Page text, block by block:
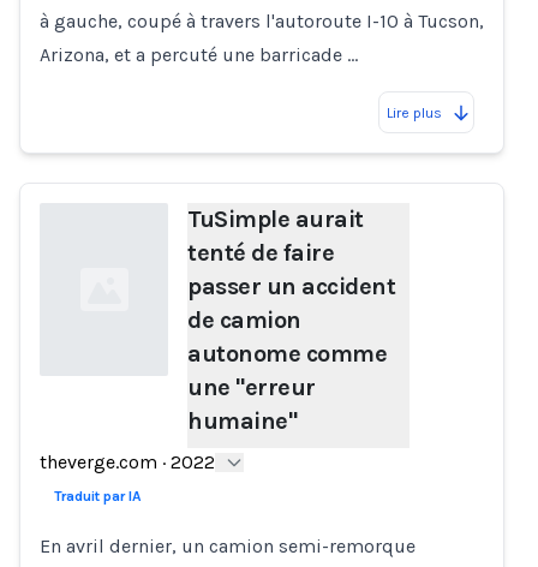
à gauche, coupé à travers l'autoroute I-10 à Tucson,
Arizona, et a percuté une barricade …
Lire plus
TuSimple aurait
tenté de faire
passer un accident
de camion
autonome comme
une "erreur
humaine"
theverge.com · 2022
Traduit par IA
En avril dernier, un camion semi-remorque